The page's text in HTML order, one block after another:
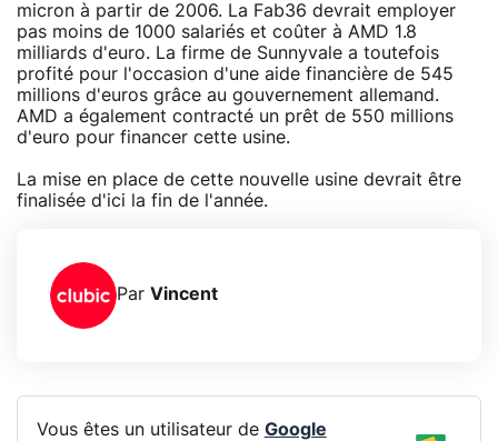
micron à partir de 2006. La Fab36 devrait employer
pas moins de 1000 salariés et coûter à AMD 1.8
milliards d'euro. La firme de Sunnyvale a toutefois
profité pour l'occasion d'une aide financière de 545
millions d'euros grâce au gouvernement allemand.
AMD a également contracté un prêt de 550 millions
d'euro pour financer cette usine.
La mise en place de cette nouvelle usine devrait être
finalisée d'ici la fin de l'année.
Par Vincent
Vous êtes un utilisateur de Google